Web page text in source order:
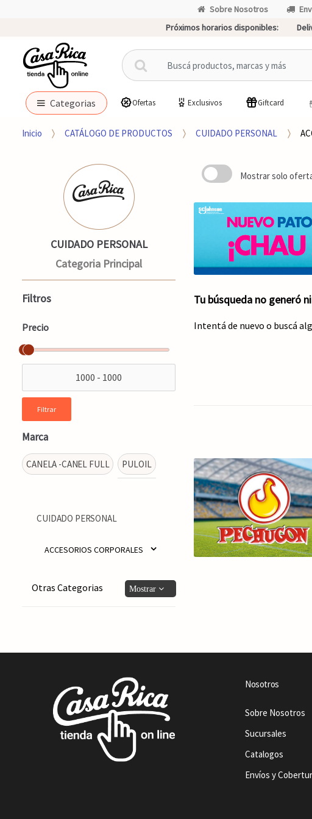
Sobre Nosotros
Próximos horarios disponibles:
B
u
c
r
r
:
Categorias Ofertas Exclusivos Giftcard
Inicio CATÁLOGO DE PRODUCTOS CUIDADO PERSONAL
Mostrar solo
Tu búsqueda no generó
Intentá de nuevo o buscá
CUIDADO PERSONAL
Categoria Principal
Filtros
Precio
Filtrar
Marca
CANELA -CANEL FULL PULOIL
CUIDADO PERSONAL
ACCESORIOS CORPORALES
Otras Categorias
Nosotros
Sobre Nosotros
Sucursales
Catalogos
Envíos y